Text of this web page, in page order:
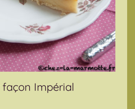
façon Impérial